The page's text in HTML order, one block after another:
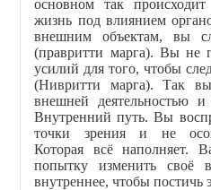
основном так
жизнь под влиянием
внешним объектам, вы
(правритти марга). Вы не
усилий для того, чтобы
(Нивритти марга). Так
внешней деятельностью
Внутренний путь. Вы
точки зрения и не
Которая всё наполняет.
попытку изменить своё в
внутреннее, чтобы постичь